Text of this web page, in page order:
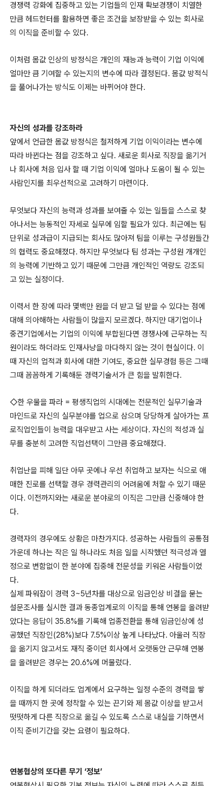
경쟁력 강화에 집중하고 있는 기업들의 인재 확보경쟁이 치열한
만큼 헤드헌터를 활용하면 좋은 조건을 보장받을 수 있는 회사로
의 이직을 준비할 수 있다.
이처럼 몸값 인상의 방정식은 개인의 재능과 능력이 기업 이익에
얼마만 큼 기여할 수 있는지의 변수에 따라 결정된다. 몸값 방적식
을 풀어나가는 방식도 이제는 바뀌어야 한다.
자신의 성과를 강조하라
앞에서 언급한 몸값 방정식은 철저하게 기업 이익이라는 변수에
따라 바뀐다는 점을 강조하고 싶다. 새로운 회사로 직장을 옮기거
나 회사에 처음 입사 할 때 기업 이익에 얼마나 도움이 될 수 있는
사람인지를 최우선적으로 고려하기 마련이다.
무엇보다 자신의 능력과 성과를 보여줄 수 있는 일들을 스스로 찾
아나서는 능동적인 자세로 실무에 임할 필요가 있다. 최근에는 팀
단위로 성과급이 지급되는 회사도 많아져 팀을 이루는 구성원들간
의 협력도 중요해졌다. 하지만 무엇보다 팀 성과는 구성원 개개인
의 능력에 기반하고 있기 때문에 그만큼 개인적인 역량도 강조되
고 있는 실정이다.
이력서 한 장에 따라 몇백만 원을 더 받고 덜 받을 수 있다는 점에
대해 의아해하는 사람들이 많을지 모르겠다. 하지만 대기업이나
중견기업에서는 기업의 이익에 부합된다면 경쟁사에 근무하는 직
원이라도 하더라도 인재사냥을 마다하지 않는 것이 현실이다. 이
때 자신의 업적과 회사에 대한 기여도, 중요한 실무경험 등은 그때
그때 꼼꼼하게 기록해둔 경력기술서가 큰 힘을 발휘한다.
◇한 우물을 파라 = 평생직업의 시대에는 전문적인 실무기술과
마인드로 자신의 실무분야를 업으로 삼으며 당당하게 살아가는 프
로직업인들이 능력을 대우받고 사는 세상이다. 자신의 적성과 실
무를 충분히 고려한 직업선택이 그만큼 중요해졌다.
취업난을 피해 일단 아무 곳에나 우선 취업하고 보자는 식으로 애
매한 진로를 선택할 경우 경력관리의 어려움에 처할 수 있기 때문
이다. 이전까지와는 새로운 분야로의 이직은 그만큼 신중해야 한
다.
경력자의 경우에도 상황은 마찬가지다. 성공하는 사람들의 공통점
가운데 하나는 작은 일 하나라도 처음 일을 시작했던 적극성과 열
정으로 변함없이 한 분야에 집중해 전문성을 키워온 사람들이었
다.
실제 파워잡이 경력 3~5년차를 대상으로 임금인상 비결을 묻는
설문조사를 실시한 결과 동종업계로의 이직을 통해 연봉을 올려받
았다는 응답이 35.8%를 기록해 업종전환을 통해 임금인상에 성
공했던 직장인(28%)보다 7.5%이상 높게 나타났다. 아울러 직장
을 옮기지 않고서도 재직 중이던 회사에서 오랫동안 근무해 연봉
을 올려받은 경우는 20.6%에 머물렀다.
이직을 하게 되더라도 업계에서 요구하는 일정 수준의 경력을 쌓
을 때까지 한 곳에 정착할 수 있는 끈기와 제 몸값 이상을 받고서
떳떳하게 다른 직장으로 옮길 수 있도록 스스로 내실을 기하면서
이직 준비기간을 갖는 요령이 필요하다.
연봉협상의 또다른 무기 ‘정보’